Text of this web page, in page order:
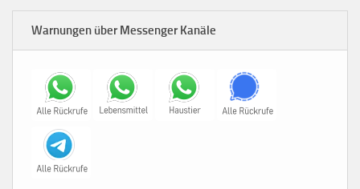
Warnungen über Messenger Kanäle